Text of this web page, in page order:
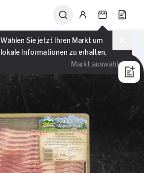
Wählen Sie jetzt Ihren Markt um
lokale Informationen zu erhalten.
Markt auswählen